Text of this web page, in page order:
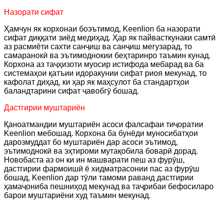
Назорати сифат
Ҳамчун як корхонаи боэътимод, Keenlion ба назорати
сифат диққати зиёд медиҳад. Ҳар як пайвасткунаки самтӣ
аз расмиёти сахти санҷиш ва санҷиш мегузарад, то
самаранокӣ ва эътимоднокии беҳтаринро таъмин кунад.
Корхона аз таҷҳизоти муосир истифода мебарад ва ба
системаҳои қатъии идоракунии сифат риоя мекунад, то
кафолат диҳад, ки ҳар як маҳсулот ба стандартҳои
баландтарини сифат ҷавобгӯ бошад.
Дастгирии муштариён
Қаноатмандии муштариён асоси фалсафаи тиҷоратии
Keenlion мебошад. Корхона ба бунёди муносибатҳои
дарозмуддат бо муштариён дар асоси эътимод,
эътимоднокӣ ва эҳтироми мутақобила боварӣ дорад.
Новобаста аз он ки ин машварати пеш аз фурӯш,
дастгирии фармоишӣ ё хидматрасонии пас аз фурӯш
бошад, Keenlion дар тӯли тамоми раванд дастгирии
ҳамаҷониба пешниҳод мекунад ва таҷрибаи бефосиларо
барои муштариёни худ таъмин мекунад.